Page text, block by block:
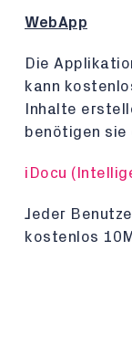
WebApp
Die
kann
Inhalte
benötigen sie
iDocu
Jeder
kostenlos